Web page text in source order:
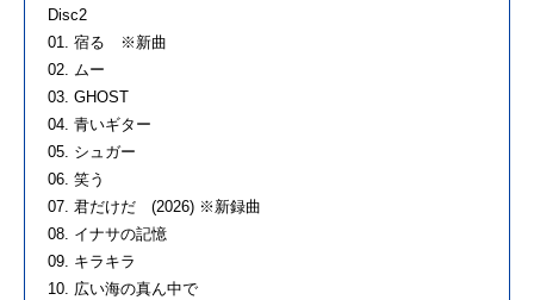
Disc2
01. 宿る ※新曲
02. ムー
03. GHOST
04. 青いギター
05. シュガー
06. 笑う
07. 君だけだ (2026) ※新録曲
08. イナサの記憶
09. キラキラ
10. 広い海の真ん中で